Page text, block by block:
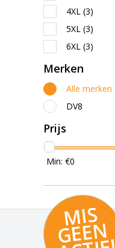
4XL (3)
5XL (3)
6XL (3)
Merken
Alle merken
DV8
Prijs
Min: €0
MI
S
G
E
E
N
A
C
TI